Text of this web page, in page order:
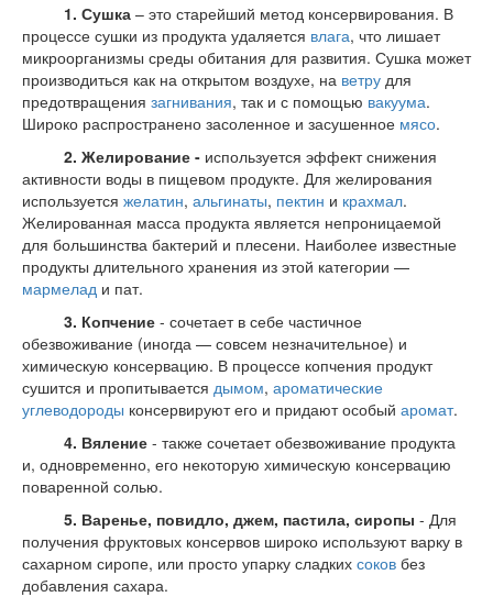
1. Сушка– это старейший метод консервирования. В
процессе сушки из продукта удаляется влага, что лишает
микроорганизмы среды обитания для развития. Сушка может
производиться как на открытом воздухе, на ветру для
предотвращения загнивания, так и с помощью вакуума.
Широко распространено засоленное и засушенное мясо.
2. Желирование - используется эффект снижения
активности воды в пищевом продукте. Для желирования
используется желатин, альгинаты, пектин и крахмал.
Желированная масса продукта является непроницаемой
для большинства бактерий и плесени. Наиболее известные
продукты длительного хранения из этой категории —
мармелад и пат.
3. Копчение- сочетает в себе частичное
обезвоживание (иногда — совсем незначительное) и
химическую консервацию. В процессе копчения продукт
сушится и пропитывается дымом, ароматические
углеводороды консервируют его и придают особый аромат.
4. Вяление- также сочетает обезвоживание продукта
и, одновременно, его некоторую химическую консервацию
поваренной солью.
5. Варенье, повидло, джем, пастила, сиропы - Для
получения фруктовых консервов широко используют варку в
сахарном сиропе, или просто упарку сладких соков без
добавления сахара.